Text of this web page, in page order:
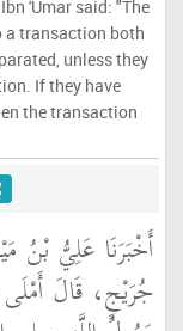
'Umar said: "The
a transaction both
unless they
If they have
the transaction
أَخْبَرَنَا عَلِيُّ بْنُ
جُرَيْجٍ، قَالَ